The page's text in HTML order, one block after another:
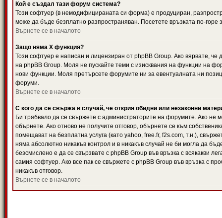
Кой е създал тази форум система?
Този софтуер (в немодифицираната си форма) е продуциран,
може да бъде безплатно разпространяван. Посетете връзката по-горе
Върнете се в началото
Защо няма X функция?
Този софтуер е написан и лицензиран от phpBB Group. Ако вярвате,
на phpBB Group. Моля не пускайте теми с изисквания на функции на
нови функции. Моля претърсете форумите ни за евентуалната ни
форуми.
Върнете се в началото
С кого да се свържа в случай, че открия обидни или незаконни
Би трябвало да се свържете с администраторите на форумите. Ако не
обърнете. Ако отново не получите отговор, обърнете се към
помещават на безплатна услуга (като yahoo, free.fr, f2s.com, т.н.),
няма абсолютно никакъв контрол и в никакъв случай не би могла да
безсмислено е да се свързвате с phpBB Group във връзка с всякакви
самия софтуер. Ако все пак се свържете с phpBB Group във връзка с
никакъв отговор.
Върнете се в началото